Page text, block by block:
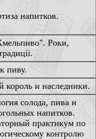
напитков.
Роки,
пиву.
король и наследники.
солода, пива и
напитков.
практикум по
контролю